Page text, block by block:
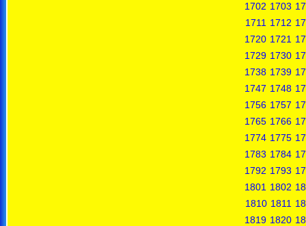
1702 1703
1711 1712
1720 1721
1729 1730
1738 1739
1747 1748
1756 1757
1765 1766
1774 1775
1783 1784
1792 1793
1801 1802
1810 1811
1819 1820